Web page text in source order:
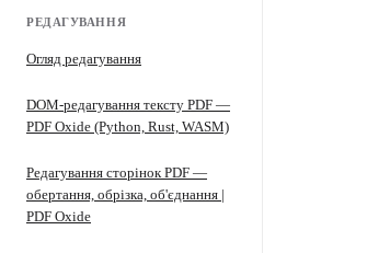
РЕДАГУВАННЯ
Огляд редагування
DOM-редагування тексту PDF —
PDF Oxide (Python, Rust, WASM)
Редагування сторінок PDF —
обертання, обрізка, об'єднання |
PDF Oxide